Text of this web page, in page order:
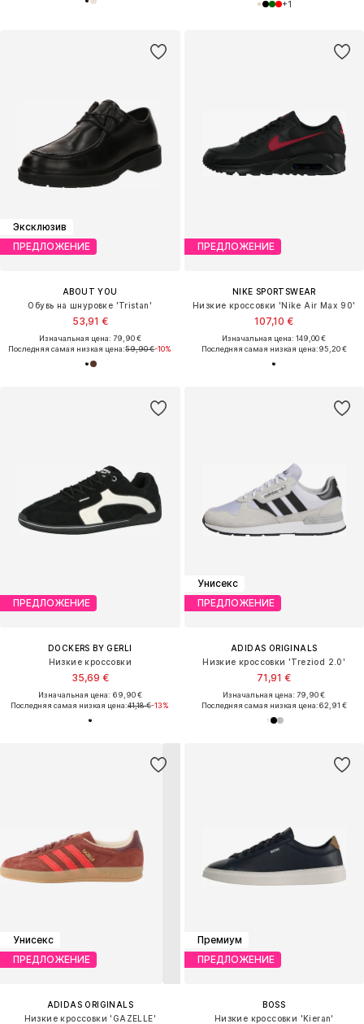
+1
Эксклюзив
ПРЕДЛОЖЕНИЕ
ABOUT YOU
Обувь на шнуровке 'Tristan'
53,91 €
Изначальная цена: 79,90 €
Последняя самая низкая цена:59,90 €-10%
ПРЕДЛОЖЕНИЕ
NIKE SPORTSWEAR
Низкие кроссовки 'Nike Air Max 90'
107,10 €
Изначальная цена: 149,00 €
Последняя самая низкая цена:95,20 €
ПРЕДЛОЖЕНИЕ
DOCKERS BY GERLI
Низкие кроссовки
35,69 €
Изначальная цена: 69,90 €
Последняя самая низкая цена:41,18 €-13%
Унисекс
ПРЕДЛОЖЕНИЕ
ADIDAS ORIGINALS
Низкие кроссовки 'Treziod 2.0'
71,91 €
Изначальная цена: 79,90 €
Последняя самая низкая цена:62,91 €
Унисекс
ПРЕДЛОЖЕНИЕ
ADIDAS ORIGINALS
Низкие кроссовки 'GAZELLE'
Премиум
ПРЕДЛОЖЕНИЕ
BOSS
Низкие кроссовки 'Kieran'